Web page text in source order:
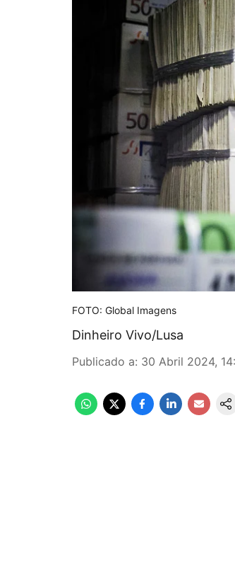
FOTO: Global Imagens
Dinheiro Vivo/Lusa
Publicado a: 30 Abril 2024,